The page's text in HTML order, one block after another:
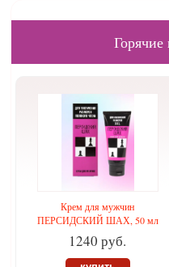
Крем для мужчин
ПЕРСИДСКИЙ ШАХ, 50 мл
1240 руб.